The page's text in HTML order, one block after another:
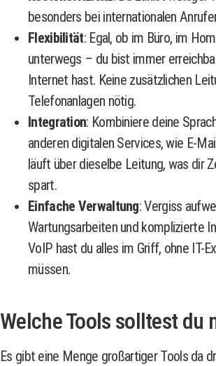
besonders bei internationalen
Flexibilität: Egal, ob im Büro, im
unterwegs – du bist immer
Internet hast. Keine zusätzlichen
Telefonanlagen nötig.
Integration: Kombiniere deine
anderen digitalen Services, wie E-
läuft über dieselbe Leitung, was dir
spart.
Einfache Verwaltung: Vergiss
Wartungsarbeiten und komplizierte
VoIP hast du alles im Griff, ohne IT-
müssen.
Welche Tools solltest du
Es gibt eine Menge großartiger Tools da